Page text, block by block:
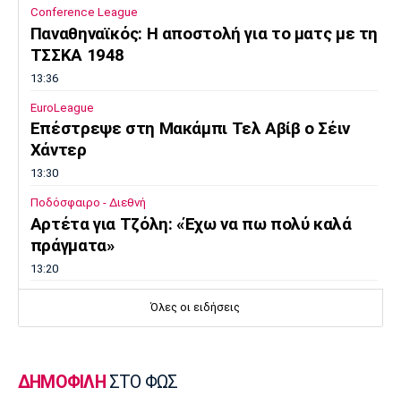
Conference League
Παναθηναϊκός: Η αποστολή για το ματς με τη
ΤΣΣΚΑ 1948
13:36
EuroLeague
Επέστρεψε στη Μακάμπι Τελ Αβίβ ο Σέιν
Χάντερ
13:30
Ποδόσφαιρο - Διεθνή
Αρτέτα για Τζόλη: «Έχω να πω πολύ καλά
πράγματα»
13:20
Επέστρεψε στο Περιστέρι ο Γκιουζέλης
Όλες οι ειδήσεις
ΔΗΜΟΦΙΛΗ ΣΤΟ ΦΩΣ